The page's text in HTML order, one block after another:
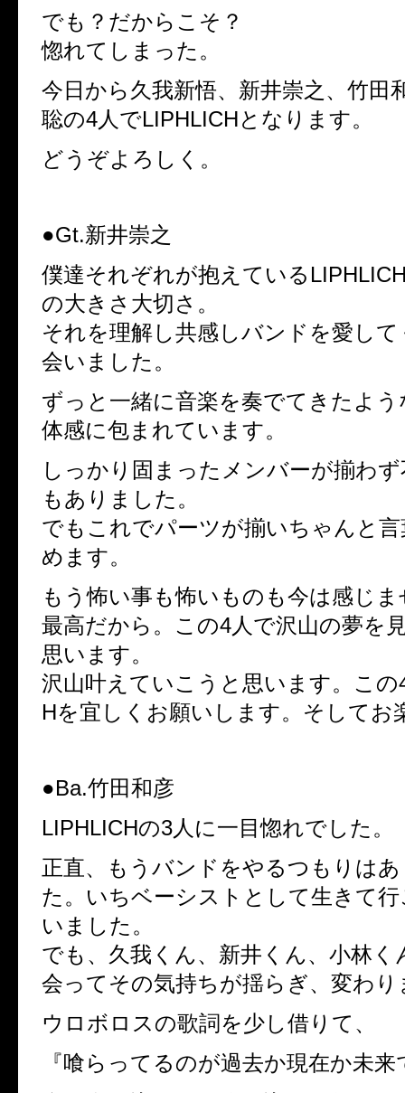
でも？だからこそ？
惚れてしまった。
今日から久我新悟、新井崇之、竹田
聡の4人でLIPHLICHとなります。
どうぞよろしく。
●Gt.新井崇之
僕達それぞれが抱えている
の大きさ大切さ。
それを理解し共感しバンドを愛し
会いました。
ずっと一緒に音楽を奏でてきたよう
体感に包まれています。
しっかり固まったメンバーが揃わ
もありました。
でもこれでパーツが揃いちゃんと
めます。
もう怖い事も怖いものも今は感じ
最高だから。この4人で沢山の夢を
思います。
沢山叶えていこうと思います。この
Hを宜しくお願いします。そしてお
●Ba.竹田和彦
LIPHLICHの3人に一目惚れでした。
正直、もうバンドをやるつもりは
た。いちベーシストとして生きて
いました。
でも、久我くん、新井くん、小林く
会ってその気持ちが揺らぎ、変わり
ウロボロスの歌詞を少し借りて、
『喰らってるのが過去か現在か未